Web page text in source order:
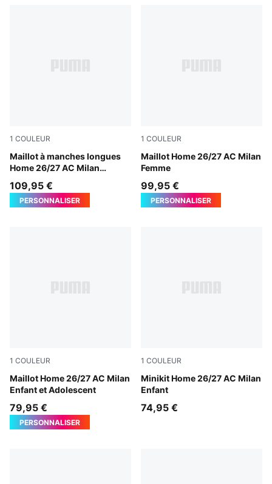
1 COULEUR
Maillot à manches longues
Home 26/27 AC Milan
PUMA Black-For All Time Red
109,95 €
PERSONNALISER
1 COULEUR
Maillot Home 26/27 AC Milan
Femme
PUMA Black-For All Time
99,95 €
PERSONNALISER
1 COULEUR
Maillot Home 26/27 AC Milan
Enfant et Adolescent
PUMA Black-For All Time Red
79,95 €
PERSONNALISER
1 COULEUR
Minikit Home 26/27 AC Milan
Enfant
PUMA Black-For All Time
74,95 €